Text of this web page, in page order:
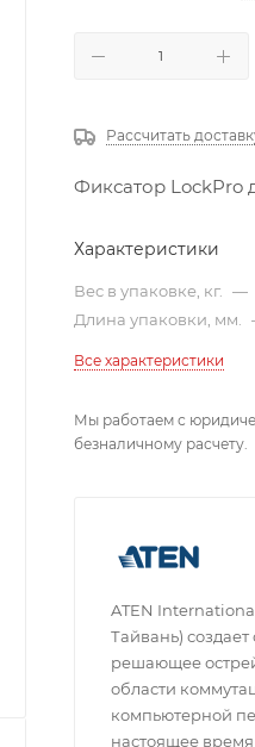
Рассчитать
Фиксатор LockPro
Характеристики
Вес в упаковке, кг. —
Длина упаковки, мм.
Все характеристики
Мы работаем с
безналичному расчету.
ATEN
Тайвань)
решающее
области
компьютерной
настоящее время